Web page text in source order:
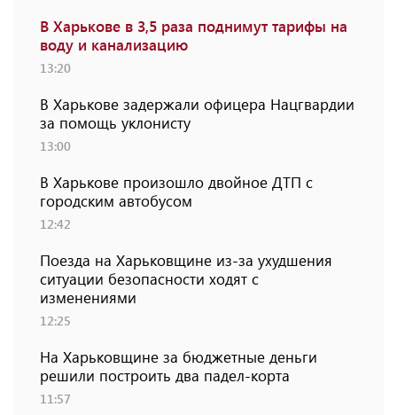
В Харькове в 3,5 раза поднимут тарифы на
воду и канализацию
13:20
В Харькове задержали офицера Нацгвардии
за помощь уклонисту
13:00
В Харькове произошло двойное ДТП с
городским автобусом
12:42
Поезда на Харьковщине из-за ухудшения
ситуации безопасности ходят с
изменениями
12:25
На Харьковщине за бюджетные деньги
решили построить два падел-корта
11:57